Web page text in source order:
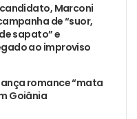
Marconi
de “suor,
sapato” e
ao improviso
romance “mata
Goiânia